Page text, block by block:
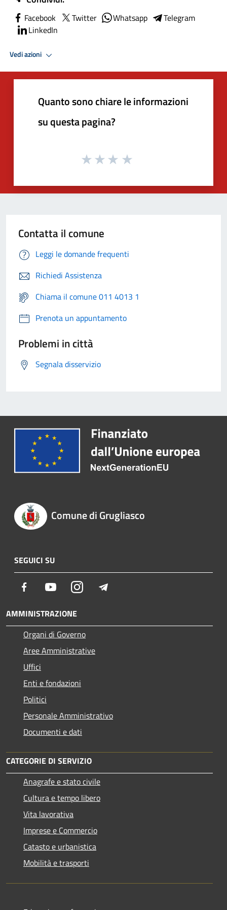
Facebook Twitter Whatsapp
Telegram
LinkedIn
Vedi azioni
Quanto sono chiare le informazioni
su questa pagina?
Contatta il comune
Leggi le domande frequenti
Richiedi Assistenza
Chiama il comune 011 4013 1
Prenota un appuntamento
Problemi in città
Segnala disservizio
Comune di Grugliasco
SEGUICI SU
Facebook YoutubeInstagram
AMMINISTRAZIONE
Organi di Governo
Aree Amministrative
Uffici
Enti e fondazioni
Politici
Personale Amministrativo
Documenti e dati
CATEGORIE DI SERVIZIO
Anagrafe e stato civile
Cultura e tempo libero
Vita lavorativa
Imprese e Commercio
Catasto e urbanistica
Mobilità e trasporti